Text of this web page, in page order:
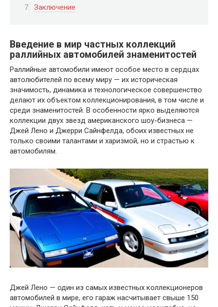
Заключение
Введение в мир частных коллекций
раллийных автомобилей знаменитостей
Раллийные автомобили имеют особое место в сердцах
автолюбителей по всему миру — их историческая
значимость, динамика и технологическое совершенство
делают их объектом коллекционирования, в том числе и
среди знаменитостей. В особенности ярко выделяются
коллекции двух звезд американского шоу-бизнеса —
Джей Лено и Джерри Сайнфелда, обоих известных не
только своими талантами и харизмой, но и страстью к
автомобилям.
Джей Лено — один из самых известных коллекционеров
автомобилей в мире, его гараж насчитывает свыше 150